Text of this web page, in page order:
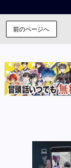
前のページへ